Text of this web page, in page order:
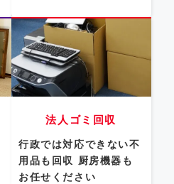
法人ゴミ回収
行政では対応できない不
用品も回収
厨房機器も
お任せください